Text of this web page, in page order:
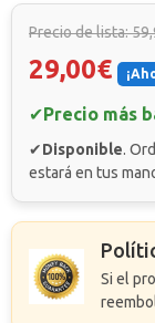
Precio de lista:
29,00€
✔Precio más
✔Disponible.
estará en tus
Si el